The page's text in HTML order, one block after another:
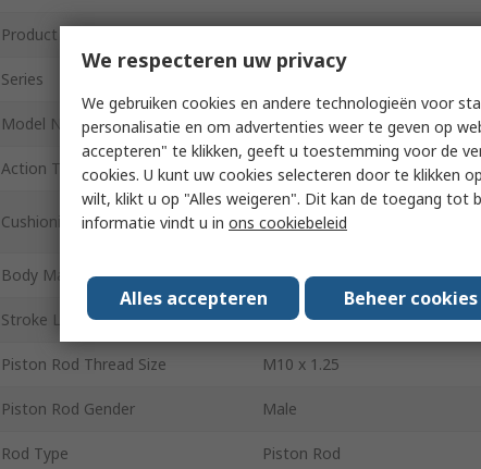
Product Type
Series
Model Number 196026
Action Type Double Acting
Cushioning Type
Pneumatic Cushioning
Ends
Body Material High Alloy Steel
Stroke Length 160mm
Piston Rod Thread Size M10 x 1.25
Piston Rod Gender Male
Rod Type Piston Rod
We respecteren uw privacy
We gebruiken cookies en andere technologieën voor
personalisatie en om advertenties weer te geven op
accepteren" te klikken, geeft u toestemming voor de
cookies. U kunt uw cookies selecteren door te klikken
wilt, klikt u op "Alles weigeren". Dit kan de toegang tot
informatie vindt u in ons cookiebeleid
Alles accepteren Beheer cookies